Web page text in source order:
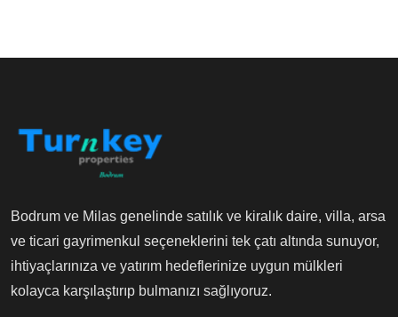
Bodrum ve Milas genelinde satılık ve kiralık daire, villa, arsa
ve ticari gayrimenkul seçeneklerini tek çatı altında sunuyor,
ihtiyaçlarınıza ve yatırım hedeflerinize uygun mülkleri
kolayca karşılaştırıp bulmanızı sağlıyoruz.